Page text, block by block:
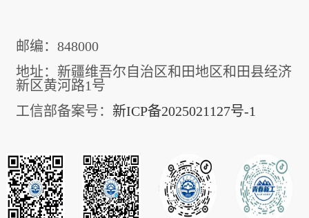
邮编：848000
地址：新疆维吾尔自治区和田地区和田县经济
新区黄河路1号
工信部备案号： 新ICP备2025021127号-1